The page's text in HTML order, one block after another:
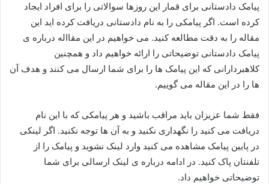
پیامک دادستانی برای قمار این روزها سوالاتی را برای افراد ایجاد
کرده است. اگر پیامکی را به نام دادستانی دریافت کرده اید این
مقاله را به دقت مطالعه کنید. می خواهیم در این مقااله درباره ی
پیامک دادستانی توضیحاتی را ارائه خواهیم داد و همچنین
کلاهبردارانی که این پیامک ها را برای شما ارسال می کنند و هدف آن
ها را در این مقاله می گوییم.
فقط شما عزیزان باید مراقب باشید و هر پیامکی که با این نام
دریافت می کنید را نگهداری نکنید و به آن ها توجه نکنید. اگر لینکی
در پایین پیامک مشاهده می کنید وارد لینک نشوید و پیامک را از
تلفنتان پاک کنید. در ادامه درباره ی لینک ارسالی برای شما
توضیحاتی خواهیم داد.